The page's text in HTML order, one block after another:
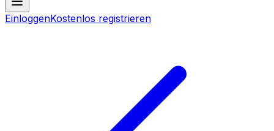
EinloggenKostenlos registrieren